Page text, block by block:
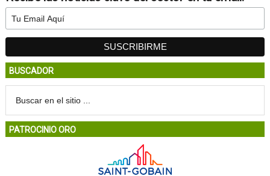
BUSCADOR
PATROCINIO ORO